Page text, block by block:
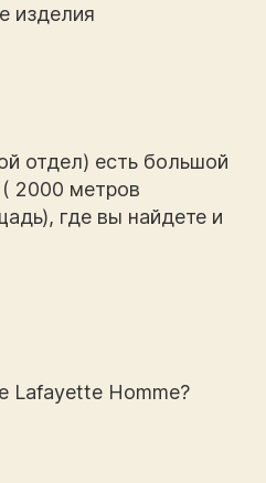
изделия
отдел) есть большой
( 2000 метров
где вы найдете и
Lafayette Homme?